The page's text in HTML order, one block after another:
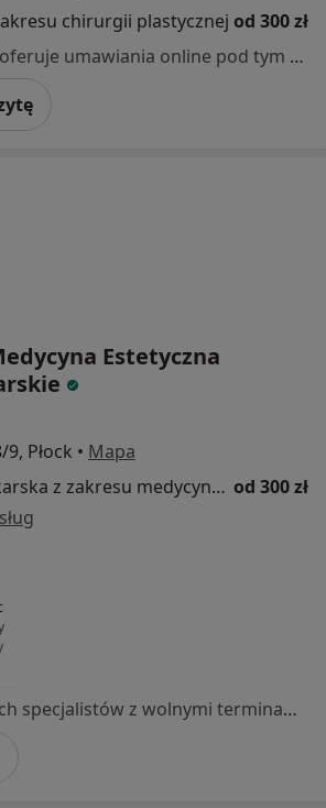
chirurgii plastycznej od 300 zł
Specjalista nie oferuje umawiania online pod tym adresem.
Estetyczna
Płock • Mapa
Konsultacja lekarska z zakresu medycyny estetycznej od 300 zł
Brak dostępnych specjalistów z wolnymi terminami w tym centrum medycznym.